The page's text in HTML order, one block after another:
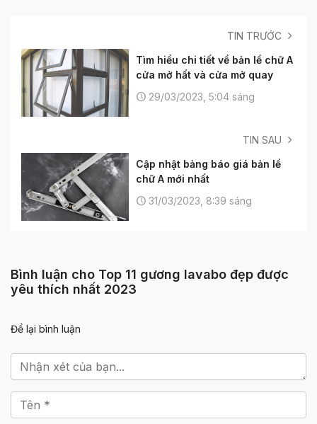
TIN TRƯỚC
Tìm hiểu chi tiết về bản lề chữ A
cửa mở hất và cửa mở quay
29/03/2023, 5:04 sáng
TIN SAU
Cập nhật bảng báo giá bản lề
chữ A mới nhất
31/03/2023, 8:39 sáng
Bình luận cho Top 11 gương lavabo đẹp được
yêu thích nhất 2023
Để lại bình luận